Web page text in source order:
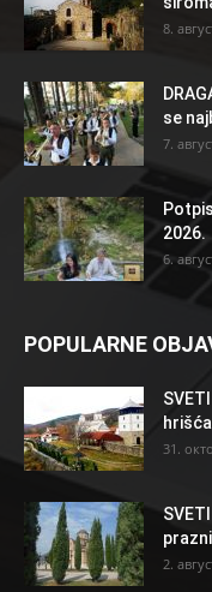
8.
se
7.
2026.
6.
POPULARNE
31.
2.